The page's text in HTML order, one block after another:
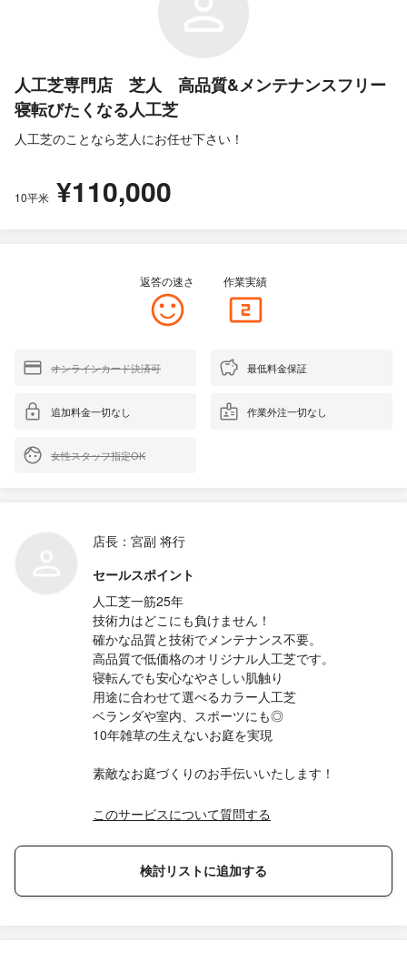
人工芝専門店 芝人 高品質&メンテナンスフリー
寝転びたくなる人工芝
人工芝のことなら芝人にお任せ下さい！
10平米 ¥110,000
返答の速さ 作業実績
オンラインカード決済可 最低料金保証
追加料金一切なし 作業外注一切なし
女性スタッフ指定OK
店長：宮副 将行
セールスポイント
人工芝一筋25年
技術力はどこにも負けません！
確かな品質と技術でメンテナンス不要。
高品質で低価格のオリジナル人工芝です。
寝転んでも安心なやさしい肌触り
用途に合わせて選べるカラー人工芝
ベランダや室内、スポーツにも◎
10年雑草の生えないお庭を実現
素敵なお庭づくりのお手伝いいたします！
このサービスについて質問する
検討リストに追加する